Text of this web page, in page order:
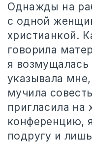
Однажды на
с одной
христианкой.
говорила
я
указывала
мучила
пригласила на
конференцию,
подругу и